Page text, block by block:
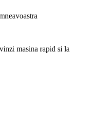
masina rapid si la